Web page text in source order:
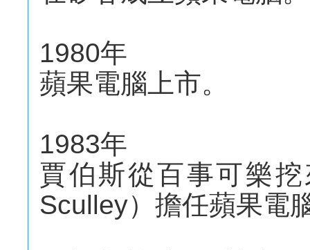
1980年
蘋果電腦上市。
1983年
賈伯斯從百事可樂
Sculley）擔任蘋果電